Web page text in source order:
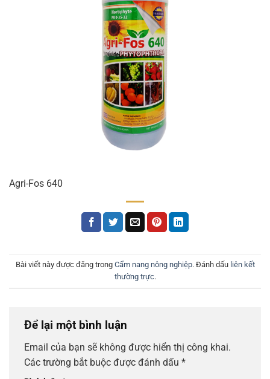
Agri-Fos 640
Bài viết này được đăng trong Cẩm nang nông nghiệp. Đánh dấu liên kết
thường trực.
Để lại một bình luận
Email của bạn sẽ không được hiển thị công khai.
Các trường bắt buộc được đánh dấu *